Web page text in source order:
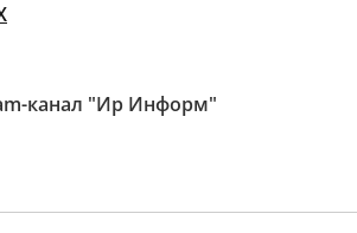
канал "Ир Информ"